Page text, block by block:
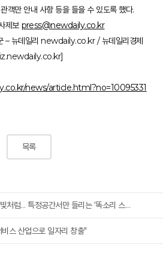
객만 안내 사항 등을 들을 수 있도록 했다.
제보 press@newdaily.co.kr
– 뉴데일리 newdaily.co.kr / 뉴데일리경제
news/article.html?no=10095331
목록
소리도 빛처럼… 특정공간서만 들리는 ‘똑소리 스피커’
비스 산업으로 일자리 창출"